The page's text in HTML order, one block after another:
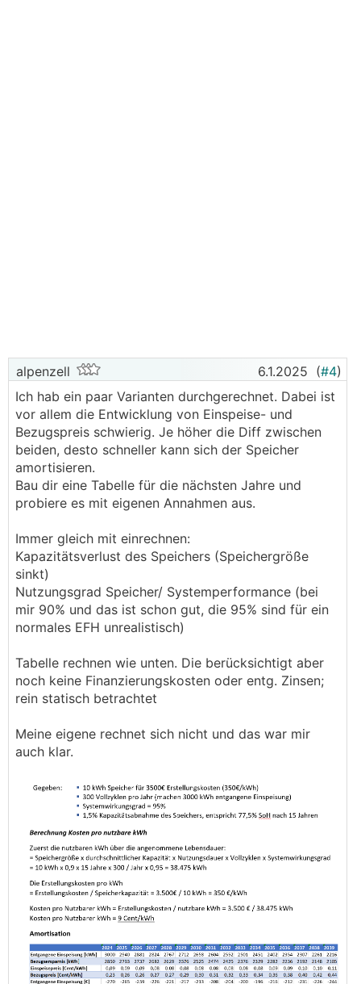
alpenzell 6.1.2025 (#4)
Ich hab ein paar Varianten durchgerechnet. Dabei ist
vor allem die Entwicklung von Einspeise- und
Bezugspreis schwierig. Je höher die Diff zwischen
beiden, desto schneller kann sich der Speicher
amortisieren.
Bau dir eine Tabelle für die nächsten Jahre und
probiere es mit eigenen Annahmen aus.
Immer gleich mit einrechnen:
Kapazitätsverlust des Speichers (Speichergröße
sinkt)
Nutzungsgrad Speicher/ Systemperformance (bei
mir 90% und das ist schon gut, die 95% sind für ein
normales EFH unrealistisch)
Tabelle rechnen wie unten. Die berücksichtigt aber
noch keine Finanzierungskosten oder entg. Zinsen;
rein statisch betrachtet
Meine eigene rechnet sich nicht und das war mir
auch klar.